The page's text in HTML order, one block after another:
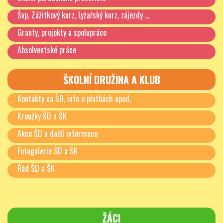
Švp, Zážitkový kurz, Lyžařský kurz, zájezdy …
Granty, projekty a spolupráce
Absolventské práce
ŠKOLNÍ DRUŽINA A KLUB
Kontakty na ŠD, info o platbách apod.
Kroužky ŠD a ŠK
Akce ŠD a další informace
Fotogalerie ŠD a ŠK
Řád ŠD a ŠK
ŽÁCI